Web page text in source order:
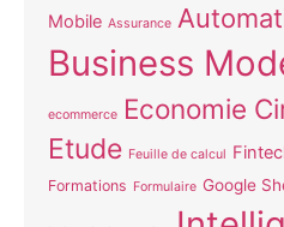
Mobile Assurance
Business
ecommerce Economie
Etude Feuille de calcul
Formations Formulaire Google